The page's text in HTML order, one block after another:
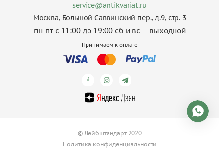
service@antikvariat.ru
Москва, Большой Саввинский пер., д.9, стр. 3
пн-пт с 11:00 до 19:00 сб и вс – выходной
Принимаем к оплате
© Лейбштандарт 2020
Политика конфиденциальности